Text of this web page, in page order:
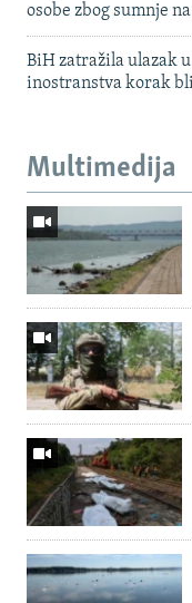
osobe zbog sumnje
BiH zatražila ulazak
inostranstva korak
Multimedija